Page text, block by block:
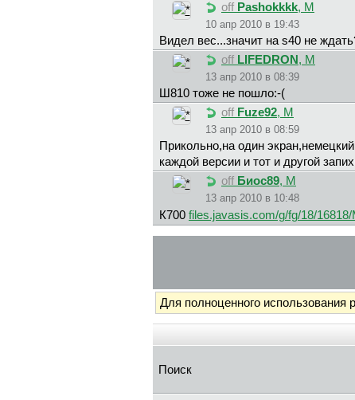
off Pashokkkk, М
10 апр 2010 в 19:43
Видел вес...значит на s40 не
off LIFEDRON , М
13 апр 2010 в 08:39
Ш810 тоже не пошло:-(
off Fuze92, М
13 апр 2010 в 08:59
Прикольно,на один
каждой версии и тот и другой
off Биoc89, М
13 апр 2010 в 10:48
К700 files.javasis.com/g/fg/18/
Для полноценного использования
Поиск